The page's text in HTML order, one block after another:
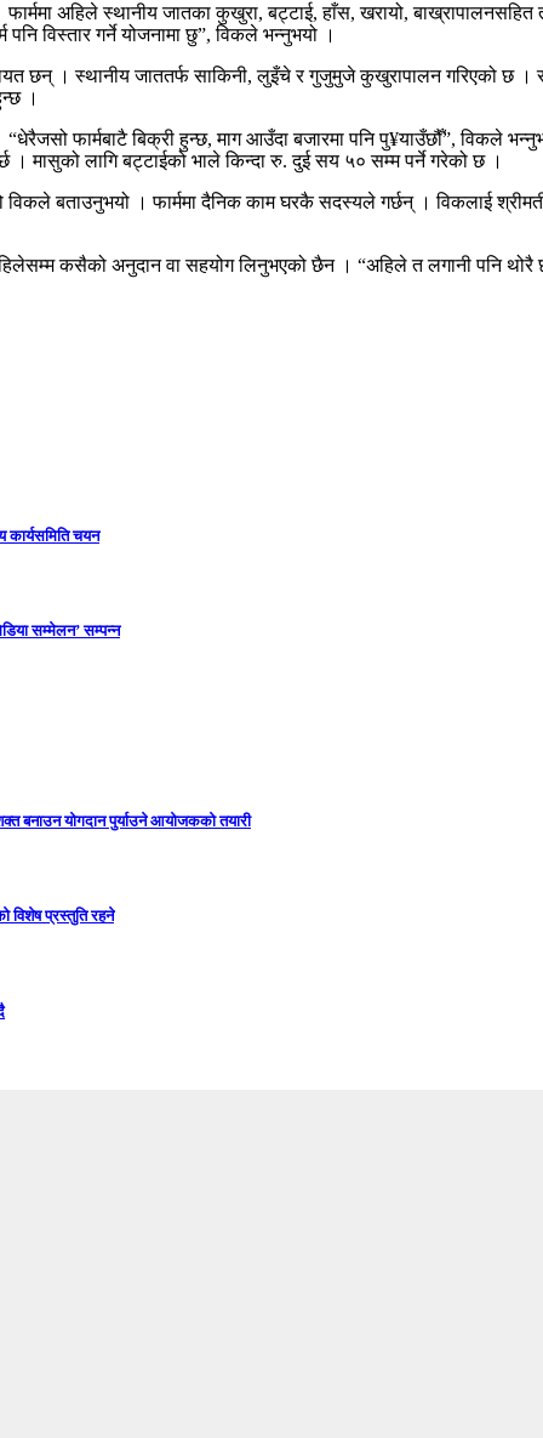
फार्ममा अहिले स्थानीय जातका कुखुरा, बट्टाई, हाँस, खरायो,
विस्तार गर्ने योजनामा छु”, विकले भन्नुभयो ।
छन् । स्थानीय जाततर्फ साकिनी, लुइँचे र गुजुमुजे कुखुरापालन गरिएको छ
।
फार्मबाटै बिक्री हुन्छ, माग आउँदा बजारमा पनि पु¥याउँछौँ”,
मासुको लागि बट्टाईको भाले किन्दा रु. दुई सय ५० सम्म पर्ने गरेको छ ।
विकले बताउनुभयो । फार्ममा दैनिक काम घरकै सदस्यले गर्छन् । विकलाई
कसैको अनुदान वा सहयोग लिनुभएको छैन । “अहिले त लगानी पनि
कार्यसमिति चयन
सम्मेलन’ सम्पन्न
बनाउन योगदान पुर्याउने आयोजकको तयारी
विशेष प्रस्तुति रहने